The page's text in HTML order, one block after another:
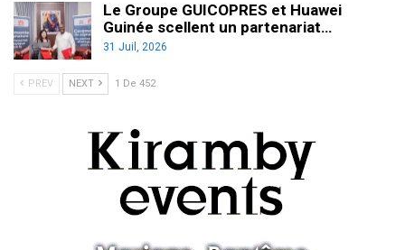
Le Groupe GUICOPRES et Huawei
Guinée scellent un partenariat…
31 Juil, 2026
PREV NEXT 1 De 452